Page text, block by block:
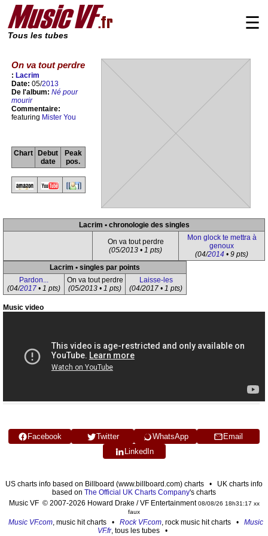
Tous les tubes
☰
On va tout perdre
: Lacrim
Date: 05/2013
De l'album: Né pour
mourir
Commentaire:
featuring Mister You
Chart
Debut
date
Peak
pos.
Lacrim • chronologie des singles
On va tout perdre
(05/2013 • 1 pts)
Mon glock te mettra à
genoux
(04/2014 • 9 pts)
Lacrim • singles par points
Pardon...
(04/2017 • 1 pts)
On va tout perdre
(05/2013 • 1 pts)
Laisse-les
(04/2017 • 1 pts)
Music video
Facebook Twitter WhatsApp
Email
LinkedIn
US charts info based on Billboard (www.billboard.com) charts • UK charts info
based on The Official UK Charts Company's charts
Music VF © 2007-2026 Howard Drake / VF Entertainment08/08/26 18h31:17 xx
faux
Music VF.com, music hit charts • Rock VF.com, rock music hit charts • Music
VF.fr, tous les tubes •